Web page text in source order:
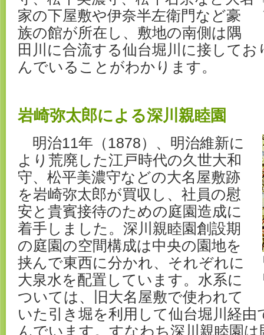
家の下屋敷や伊奈半左衛門など豪
族の館が所在し、敷地の南側は隅
田川に合流する仙台堀川に接して
んでいることがわかります。
岩崎弥太郎による深川親睦園
明治11年（1878）、明治維新に
より荒廃した江戸時代の久世大和
守、松平美濃守などの大名屋敷跡
を岩崎弥太郎が買収し、社員の慰
安と貴賓接待のための庭園造成に
着手しました。深川親睦園創設期
の庭園の空間構成は中央の園地を
挟んで東西に分かれ、それぞれに
大泉水を配置しています。水系に
ついては、旧大名屋敷で使われて
いた引き堀を利用して仙台堀川経由
んでいます。すなわち深川親睦園